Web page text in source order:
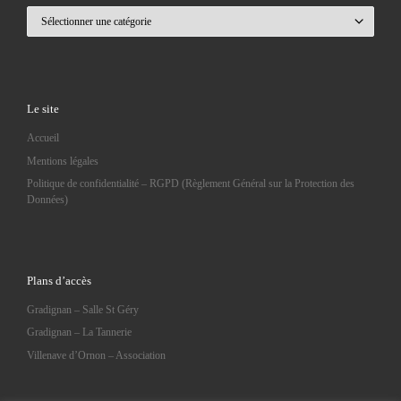
Le site
Accueil
Mentions légales
Politique de confidentialité – RGPD (Règlement Général sur la Protection des
Données)
Plans d’accès
Gradignan – Salle St Géry
Gradignan – La Tannerie
Villenave d’Ornon – Association